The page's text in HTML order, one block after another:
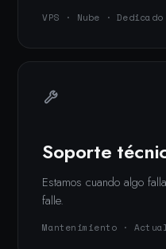
VPS · Nube · Dedicado
Soporte
Estamos cuando algo
falle.
Mantenimiento ·